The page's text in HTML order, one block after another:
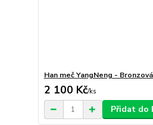
Han meč YangNeng -
2 100 Kč/ks
Přidat do